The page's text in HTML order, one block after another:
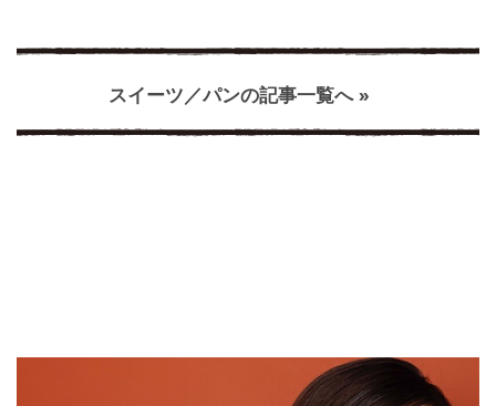
スイーツ／パンの記事一覧へ »